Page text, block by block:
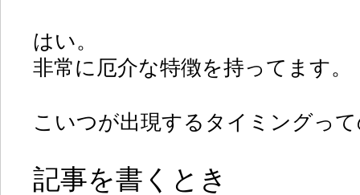
はい。
非常に厄介な特徴を持ってます。
こいつが出現するタイミングっ
記事を書くとき